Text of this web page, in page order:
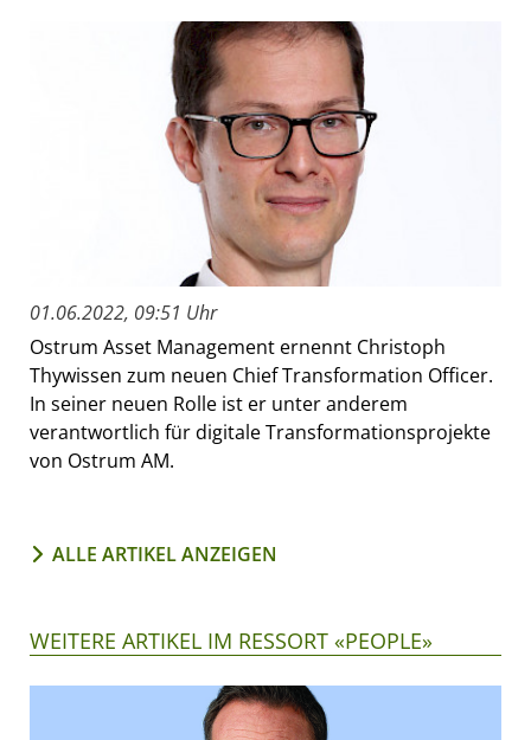
01.06.2022, 09:51 Uhr
Ostrum Asset Management ernennt Christoph
Thywissen zum neuen Chief Transformation Officer.
In seiner neuen Rolle ist er unter anderem
verantwortlich für digitale Transformationsprojekte
von Ostrum AM.
ALLE ARTIKEL ANZEIGEN
WEITERE ARTIKEL IM RESSORT «PEOPLE»